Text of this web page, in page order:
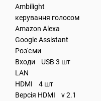
Ambilight
керування голосом
Amazon Alexa
Google Assistant
Роз'єми
Входи USB 3 шт
LAN
HDMI 4 шт
Версія HDMI v 2.1